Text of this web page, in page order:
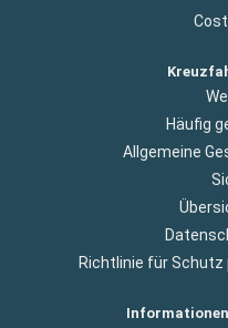
Häufig
Allgemeine
Richtlinie für